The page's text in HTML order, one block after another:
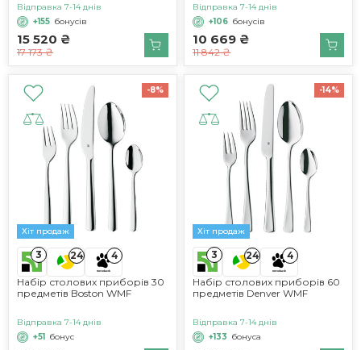
15 520 ₴
17 173 ₴
Відправка 7-14 днів
+155 бонусів
10 669 ₴
11 842 ₴
Відправка 7-14 днів
+106 бонусів
Хіт продаж
3 24 4
Набір столових приборів 30
предметів Boston WMF
-8%
Відправка 7-14 днів
+51
бонус
Хіт продаж
3 24 4
Набір столових приборів 60
предметів Denver WMF
-14%
Відправка 7-14 днів
+133 бонуса